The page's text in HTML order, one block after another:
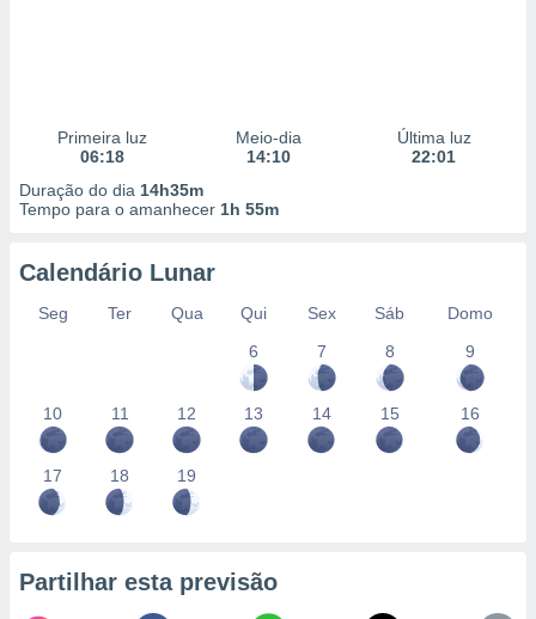
Primeira luz
06:18
Meio-dia
14:10
Última luz
22:01
Duração do dia 14h35m
Tempo para o amanhecer 1h 55m
Calendário Lunar
Seg Ter Qua Qui Sex Sáb
Domo
6
7 8 9
10 11 12 13 14 15 16
17 18 19
Partilhar esta previsão